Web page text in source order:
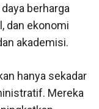
berharga
dan ekonomi
akademisi.
hanya sekadar
Mereka